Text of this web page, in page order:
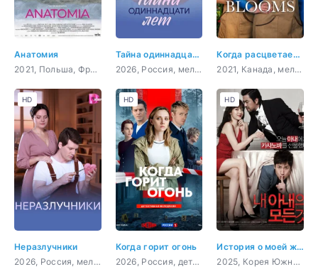
Анатомия
2021, Польша, Франция,
Тайна одиннадцати лет
2026, Россия, мелодрама
Когда расцветает любовь
2021, Канада, мелодрама, комедия
Неразлучники
2026, Россия, мелодрама
HD
Когда горит огонь
2026, Россия, детектив, мелодрама
HD
История о моей жене
2025, Корея Южная, мелодрама, комедия
HD